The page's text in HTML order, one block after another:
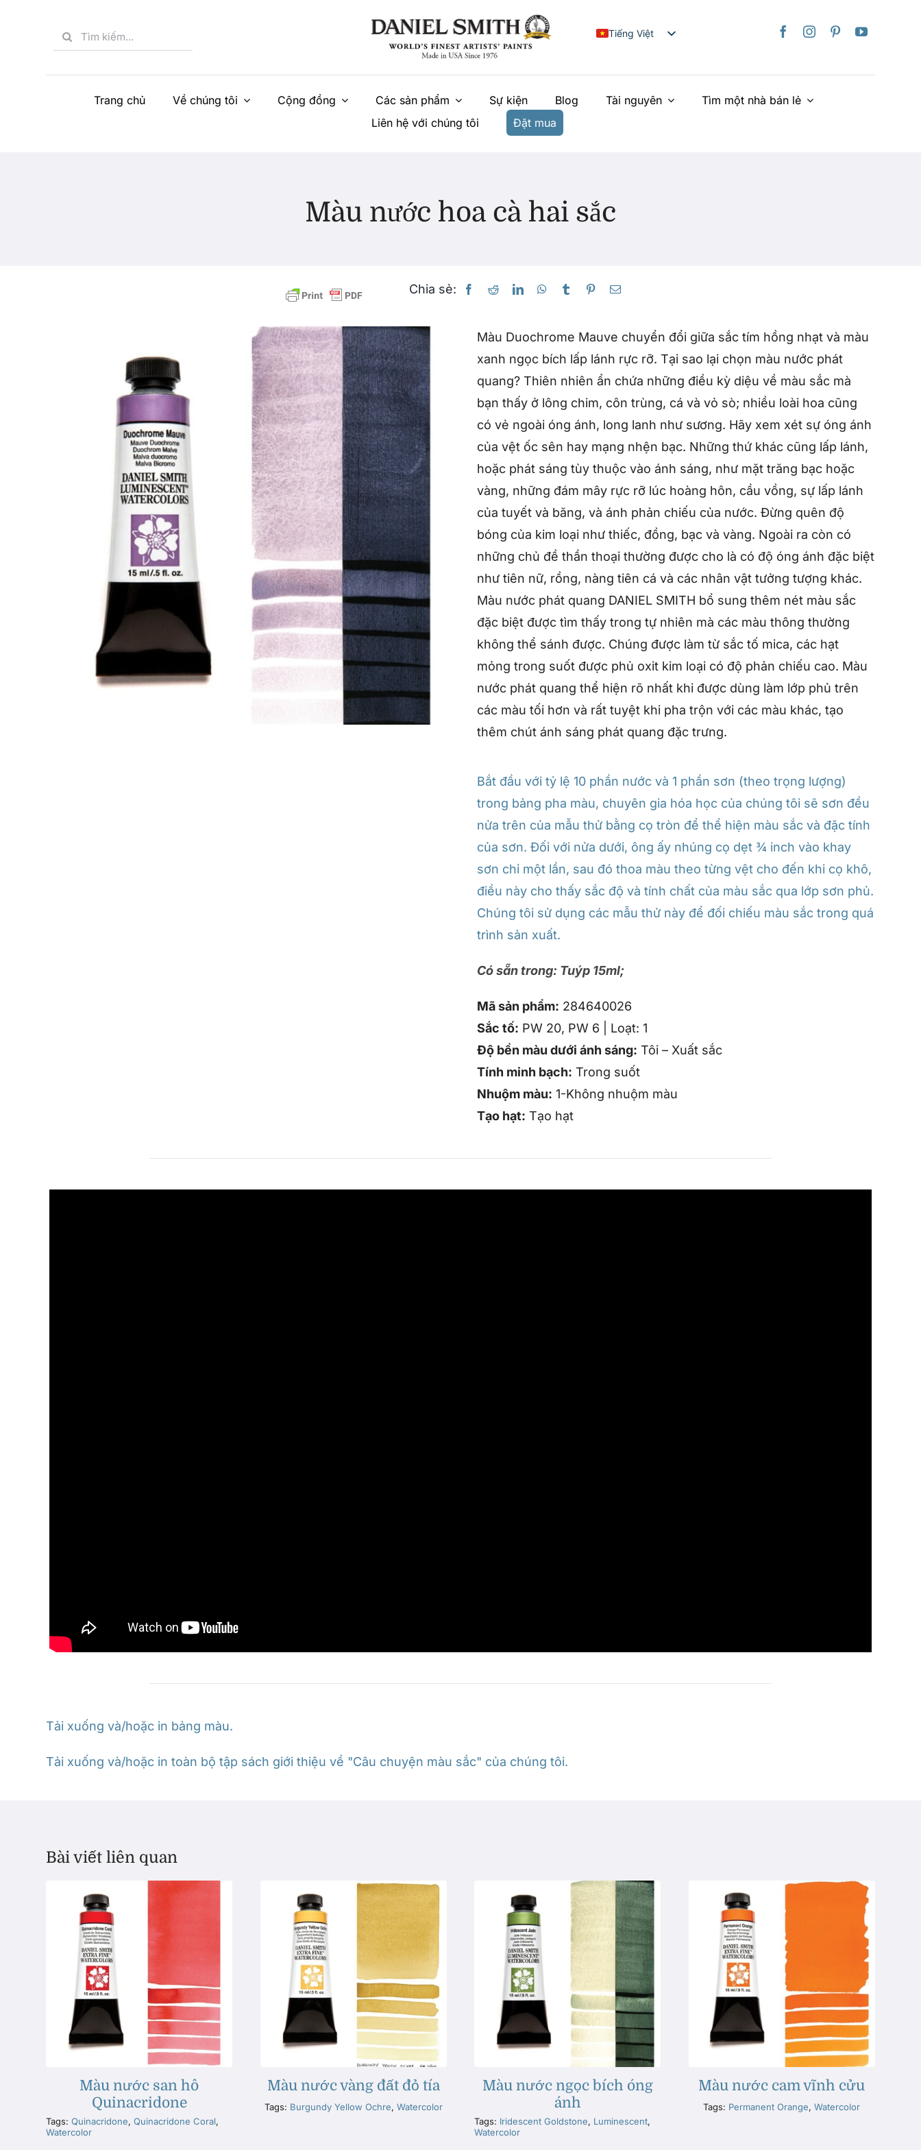
Search
for:
Tiếng Việt
日本語
Français
Українська
Trang chủ Về chúng tôi Cộng đồng Các sản phẩm Sự kiện Blog Tài nguyên
Tìm một nhà bán lẻ
Liên hệ với chúng tôi
Đặt mua
Màu nước hoa cà hai sắc
Chia sẻ:
Màu Duochrome Mauve chuyển đổi giữa sắc tím hồng nhạt và màu
xanh ngọc bích lấp lánh rực rỡ. Tại sao lại chọn màu nước phát
quang? Thiên nhiên ẩn chứa những điều kỳ diệu về màu sắc mà
bạn thấy ở lông chim, côn trùng, cá và vỏ sò; nhiều loài hoa cũng
có vẻ ngoài óng ánh, long lanh như sương. Hãy xem xét sự óng ánh
của vệt ốc sên hay mạng nhện bạc. Những thứ khác cũng lấp lánh,
hoặc phát sáng tùy thuộc vào ánh sáng, như mặt trăng bạc hoặc
vàng, những đám mây rực rỡ lúc hoàng hôn, cầu vồng, sự lấp lánh
của tuyết và băng, và ánh phản chiếu của nước. Đừng quên độ
bóng của kim loại như thiếc, đồng, bạc và vàng. Ngoài ra còn có
những chủ đề thần thoại thường được cho là có độ óng ánh đặc biệt
như tiên nữ, rồng, nàng tiên cá và các nhân vật tưởng tượng khác.
Màu nước phát quang DANIEL SMITH bổ sung thêm nét màu sắc
đặc biệt được tìm thấy trong tự nhiên mà các màu thông thường
không thể sánh được. Chúng được làm từ sắc tố mica, các hạt
mỏng trong suốt được phủ oxit kim loại có độ phản chiếu cao. Màu
nước phát quang thể hiện rõ nhất khi được dùng làm lớp phủ trên
các màu tối hơn và rất tuyệt khi pha trộn với các màu khác, tạo
thêm chút ánh sáng phát quang đặc trưng.
Bắt đầu với tỷ lệ 10 phần nước và 1 phần sơn (theo trọng lượng)
trong bảng pha màu, chuyên gia hóa học của chúng tôi sẽ sơn đều
nửa trên của mẫu thử bằng cọ tròn để thể hiện màu sắc và đặc tính
của sơn. Đối với nửa dưới, ông ấy nhúng cọ dẹt ¾ inch vào khay
sơn chỉ một lần, sau đó thoa màu theo từng vệt cho đến khi cọ khô,
điều này cho thấy sắc độ và tính chất của màu sắc qua lớp sơn phủ.
Chúng tôi sử dụng các mẫu thử này để đối chiếu màu sắc trong quá
trình sản xuất.
Có sẵn trong: Tuýp 15ml;
Mã sản phẩm: 284640026
Sắc tố: PW 20, PW 6 | Loạt: 1
Độ bền màu dưới ánh sáng: Tôi – Xuất sắc
Tính minh bạch: Trong suốt
Nhuộm màu: 1-Không nhuộm màu
Tạo hạt: Tạo hạt
Tải xuống và/hoặc in bảng màu.
Tải xuống và/hoặc in toàn bộ tập sách giới thiệu về "Câu chuyện màu sắc" của chúng tôi.
Bài viết liên quan
Màu nước san hô
Quinacridone
Tags:Quinacridone,Quinacridone Coral,
Watercolor
Màu nước vàng đất đỏ tía
Tags: Burgundy Yellow Ochre, Watercolor
Màu nước ngọc bích óng
ánh
Tags: Iridescent Goldstone, Luminescent,
Watercolor
Màu nước cam vĩnh cửu
Tags: Permanent Orange,Watercolor